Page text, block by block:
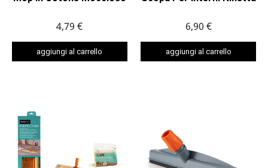
4,79 €
aggiungi al carrello
6,90 €
aggiungi al carrello